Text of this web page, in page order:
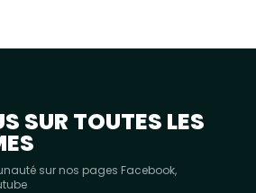
SUR TOUTES LES
sur nos pages Facebook,